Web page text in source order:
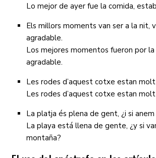
Lo mejor de ayer fue la comida,
Els millors moments van ser a la nit,
agradable.
Los mejores momentos fueron por
agradable.
Les rodes d’aquest cotxe estan
Les rodes d’aquest cotxe estan
La platja és plena de gent, ¿i si
La playa está llena de gente, ¿y si
montaña?